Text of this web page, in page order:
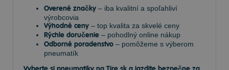
Overené značky – iba kvalitní a spoľahliví
výrobcovia
Výhodné ceny – top kvalita za skvelé ceny
Rýchle doručenie – pohodlný online nákup
Odborné poradenstvo – pomôžeme s výberom
pneumatík